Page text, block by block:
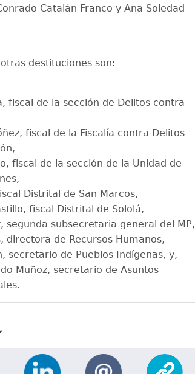
Catalán Franco y Ana Soledad
destituciones son:
fiscal de la sección de Delitos contra
fiscal de la Fiscalía contra Delitos
fiscal de la sección de la Unidad de
Distrital de San Marcos,
fiscal Distrital de Sololá,
segunda subsecretaria general del MP,
directora de Recursos Humanos,
secretario de Pueblos Indígenas, y,
Muñoz, secretario de Asuntos